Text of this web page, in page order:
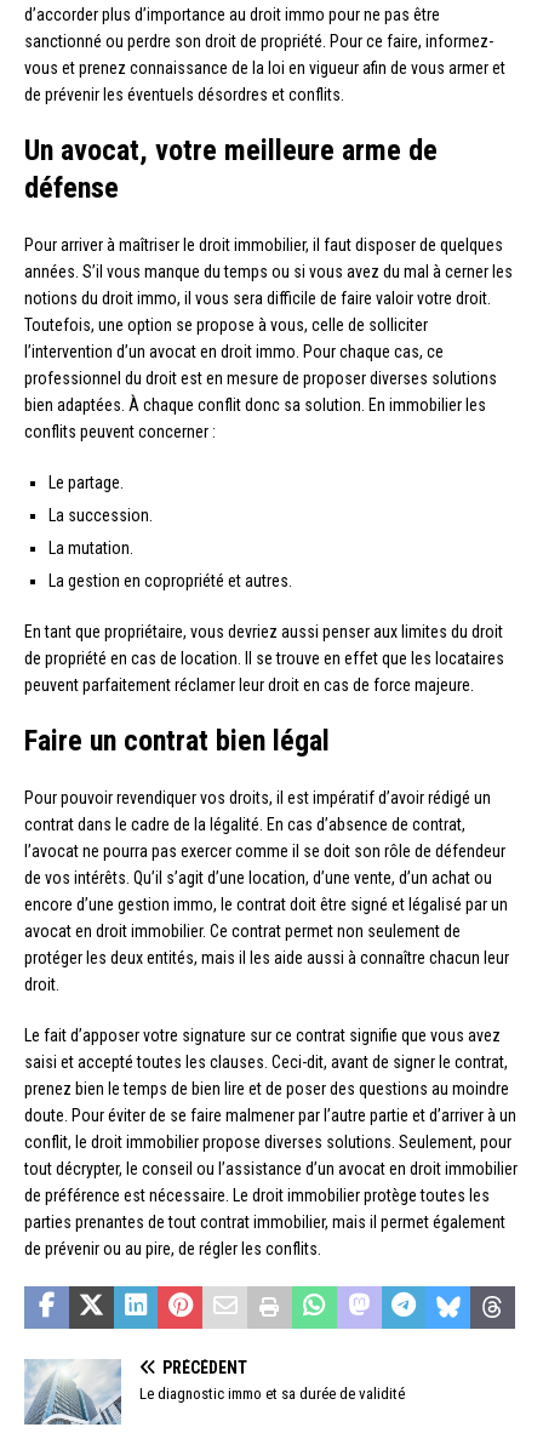
d’accorder plus d’importance au droit immo pour ne pas être
sanctionné ou perdre son droit de propriété. Pour ce faire, informez-
vous et prenez connaissance de la loi en vigueur afin de vous armer et
de prévenir les éventuels désordres et conflits.
Un avocat, votre meilleure arme de
défense
Pour arriver à maîtriser le droit immobilier, il faut disposer de quelques
années. S’il vous manque du temps ou si vous avez du mal à cerner les
notions du droit immo, il vous sera difficile de faire valoir votre droit.
Toutefois, une option se propose à vous, celle de solliciter
l’intervention d’un avocat en droit immo. Pour chaque cas, ce
professionnel du droit est en mesure de proposer diverses solutions
bien adaptées. À chaque conflit donc sa solution. En immobilier les
conflits peuvent concerner :
Le partage.
La succession.
La mutation.
La gestion en copropriété et autres.
En tant que propriétaire, vous devriez aussi penser aux limites du droit
de propriété en cas de location. Il se trouve en effet que les locataires
peuvent parfaitement réclamer leur droit en cas de force majeure.
Faire un contrat bien légal
Pour pouvoir revendiquer vos droits, il est impératif d’avoir rédigé un
contrat dans le cadre de la légalité. En cas d’absence de contrat,
l’avocat ne pourra pas exercer comme il se doit son rôle de défendeur
de vos intérêts. Qu’il s’agit d’une location, d’une vente, d’un achat ou
encore d’une gestion immo, le contrat doit être signé et légalisé par un
avocat en droit immobilier. Ce contrat permet non seulement de
protéger les deux entités, mais il les aide aussi à connaître chacun leur
droit.
Le fait d’apposer votre signature sur ce contrat signifie que vous avez
saisi et accepté toutes les clauses. Ceci-dit, avant de signer le contrat,
prenez bien le temps de bien lire et de poser des questions au moindre
doute. Pour éviter de se faire malmener par l’autre partie et d’arriver à un
conflit, le droit immobilier propose diverses solutions. Seulement, pour
tout décrypter, le conseil ou l’assistance d’un avocat en droit immobilier
de préférence est nécessaire. Le droit immobilier protège toutes les
parties prenantes de tout contrat immobilier, mais il permet également
de prévenir ou au pire, de régler les conflits.
PRÉCÉDENT
Le diagnostic immo et sa durée de validité